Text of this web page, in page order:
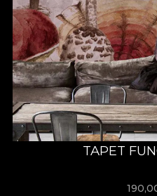
TAPET